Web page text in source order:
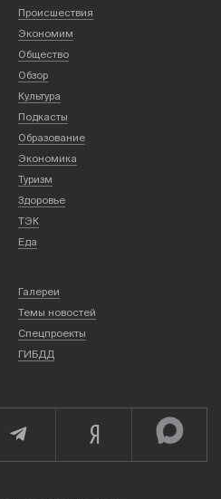
Происшествия
Экономим
Общество
Обзор
Культура
Подкасты
Образование
Экономика
Туризм
Здоровье
ТЭК
Еда
Галереи
Темы новостей
Спецпроекты
ГИБДД